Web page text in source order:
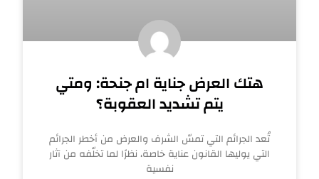
هتك العرض جناية ام جنحة: ومتي
يتم تشديد العقوبة؟
تُعد الجرائم التي تمسّ الشرف والعرض من أخطر الجرائم
التي يوليها القانون عناية خاصة، نظرًا لما تخلّفه من آثار
نفسية